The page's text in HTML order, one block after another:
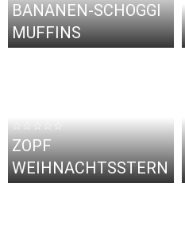
BANANEN-SCHOGGI
MUFFINS
☆☆☆☆☆
ZOPF
WEIHNACHTSSTERN